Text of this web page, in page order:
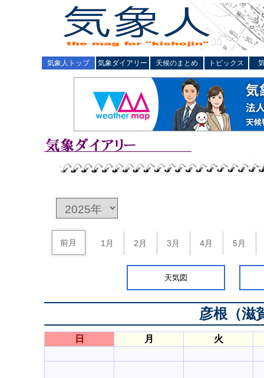
気象人トップ 気象ダイアリー 天候のまとめ トピックス
前月 1月 2月 3月 4月 5月
天気図
彦根（滋
日 月 火